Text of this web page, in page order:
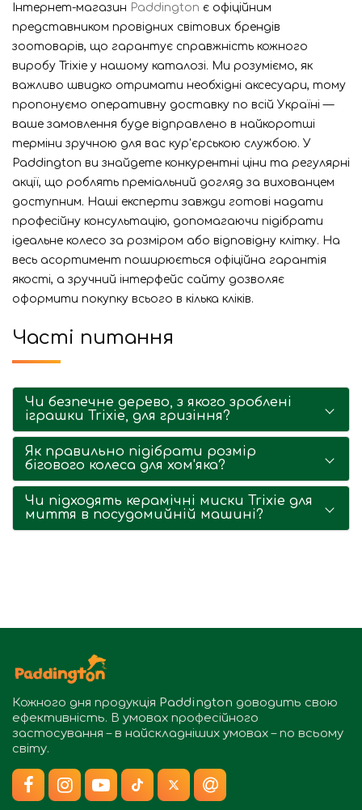
Інтернет-магазин Paddington є офіційним
представником провідних світових брендів
зоотоварів, що гарантує справжність кожного
виробу Trixie у нашому каталозі. Ми розуміємо, як
важливо швидко отримати необхідні аксесуари, тому
пропонуємо оперативну доставку по всій Україні —
ваше замовлення буде відправлено в найкоротші
терміни зручною для вас кур'єрською службою. У
Paddington ви знайдете конкурентні ціни та регулярні
акції, що роблять преміальний догляд за вихованцем
доступним. Наші експерти завжди готові надати
професійну консультацію, допомагаючи підібрати
ідеальне колесо за розміром або відповідну клітку. На
весь асортимент поширюється офіційна гарантія
якості, а зручний інтерфейс сайту дозволяє
оформити покупку всього в кілька кліків.
Часті питання
Чи безпечне дерево, з якого зроблені
іграшки Trixie, для гризіння?
Як правильно підібрати розмір
бігового колеса для хом'яка?
Чи підходять керамічні миски Trixie для
миття в посудомийній машині?
Кожного дня продукція Paddington доводить свою
ефективність. В умовах професійного
застосування – в найскладніших умовах – по всьому
світу.